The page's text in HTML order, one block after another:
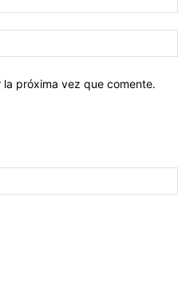
próxima vez que comente.